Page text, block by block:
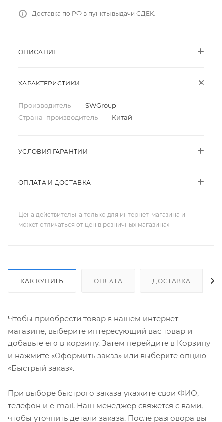
Доставка по РФ в пункты выдачи СДЕК.
ОПИСАНИЕ
ХАРАКТЕРИСТИКИ
Производитель — SWGroup
Страна_производитель — Китай
УСЛОВИЯ ГАРАНТИИ
ОПЛАТА И ДОСТАВКА
Цена действительна только для интернет-магазина и
может отличаться от цен в розничных магазинах
КАК КУПИТЬ ОПЛАТА ДОСТАВКА
Чтобы приобрести товар в нашем интернет-
магазине, выберите интересующий вас товар и
добавьте его в корзину. Затем перейдите в Корзину
и нажмите «Оформить заказ» или выберите опцию
«Быстрый заказ».
При выборе быстрого заказа укажите свои ФИО,
телефон и e-mail. Наш менеджер свяжется с вами,
чтобы уточнить детали заказа. После разговора вы